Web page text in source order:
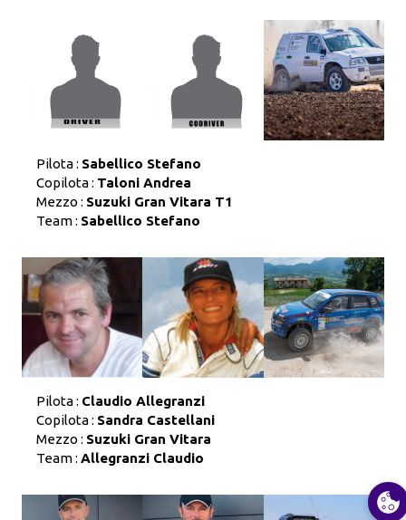
Pilota : Sabellico Stefano
Copilota : Taloni Andrea
Mezzo : Suzuki Gran Vitara T1
Team : Sabellico Stefano
Pilota : Claudio Allegranzi
Copilota : Sandra Castellani
Mezzo : Suzuki Gran Vitara
Team : Allegranzi Claudio